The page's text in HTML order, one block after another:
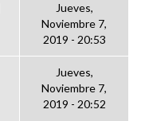
Jueves,
Noviembre 7,
2019 - 20:53
Jueves,
Noviembre 7,
2019 - 20:52